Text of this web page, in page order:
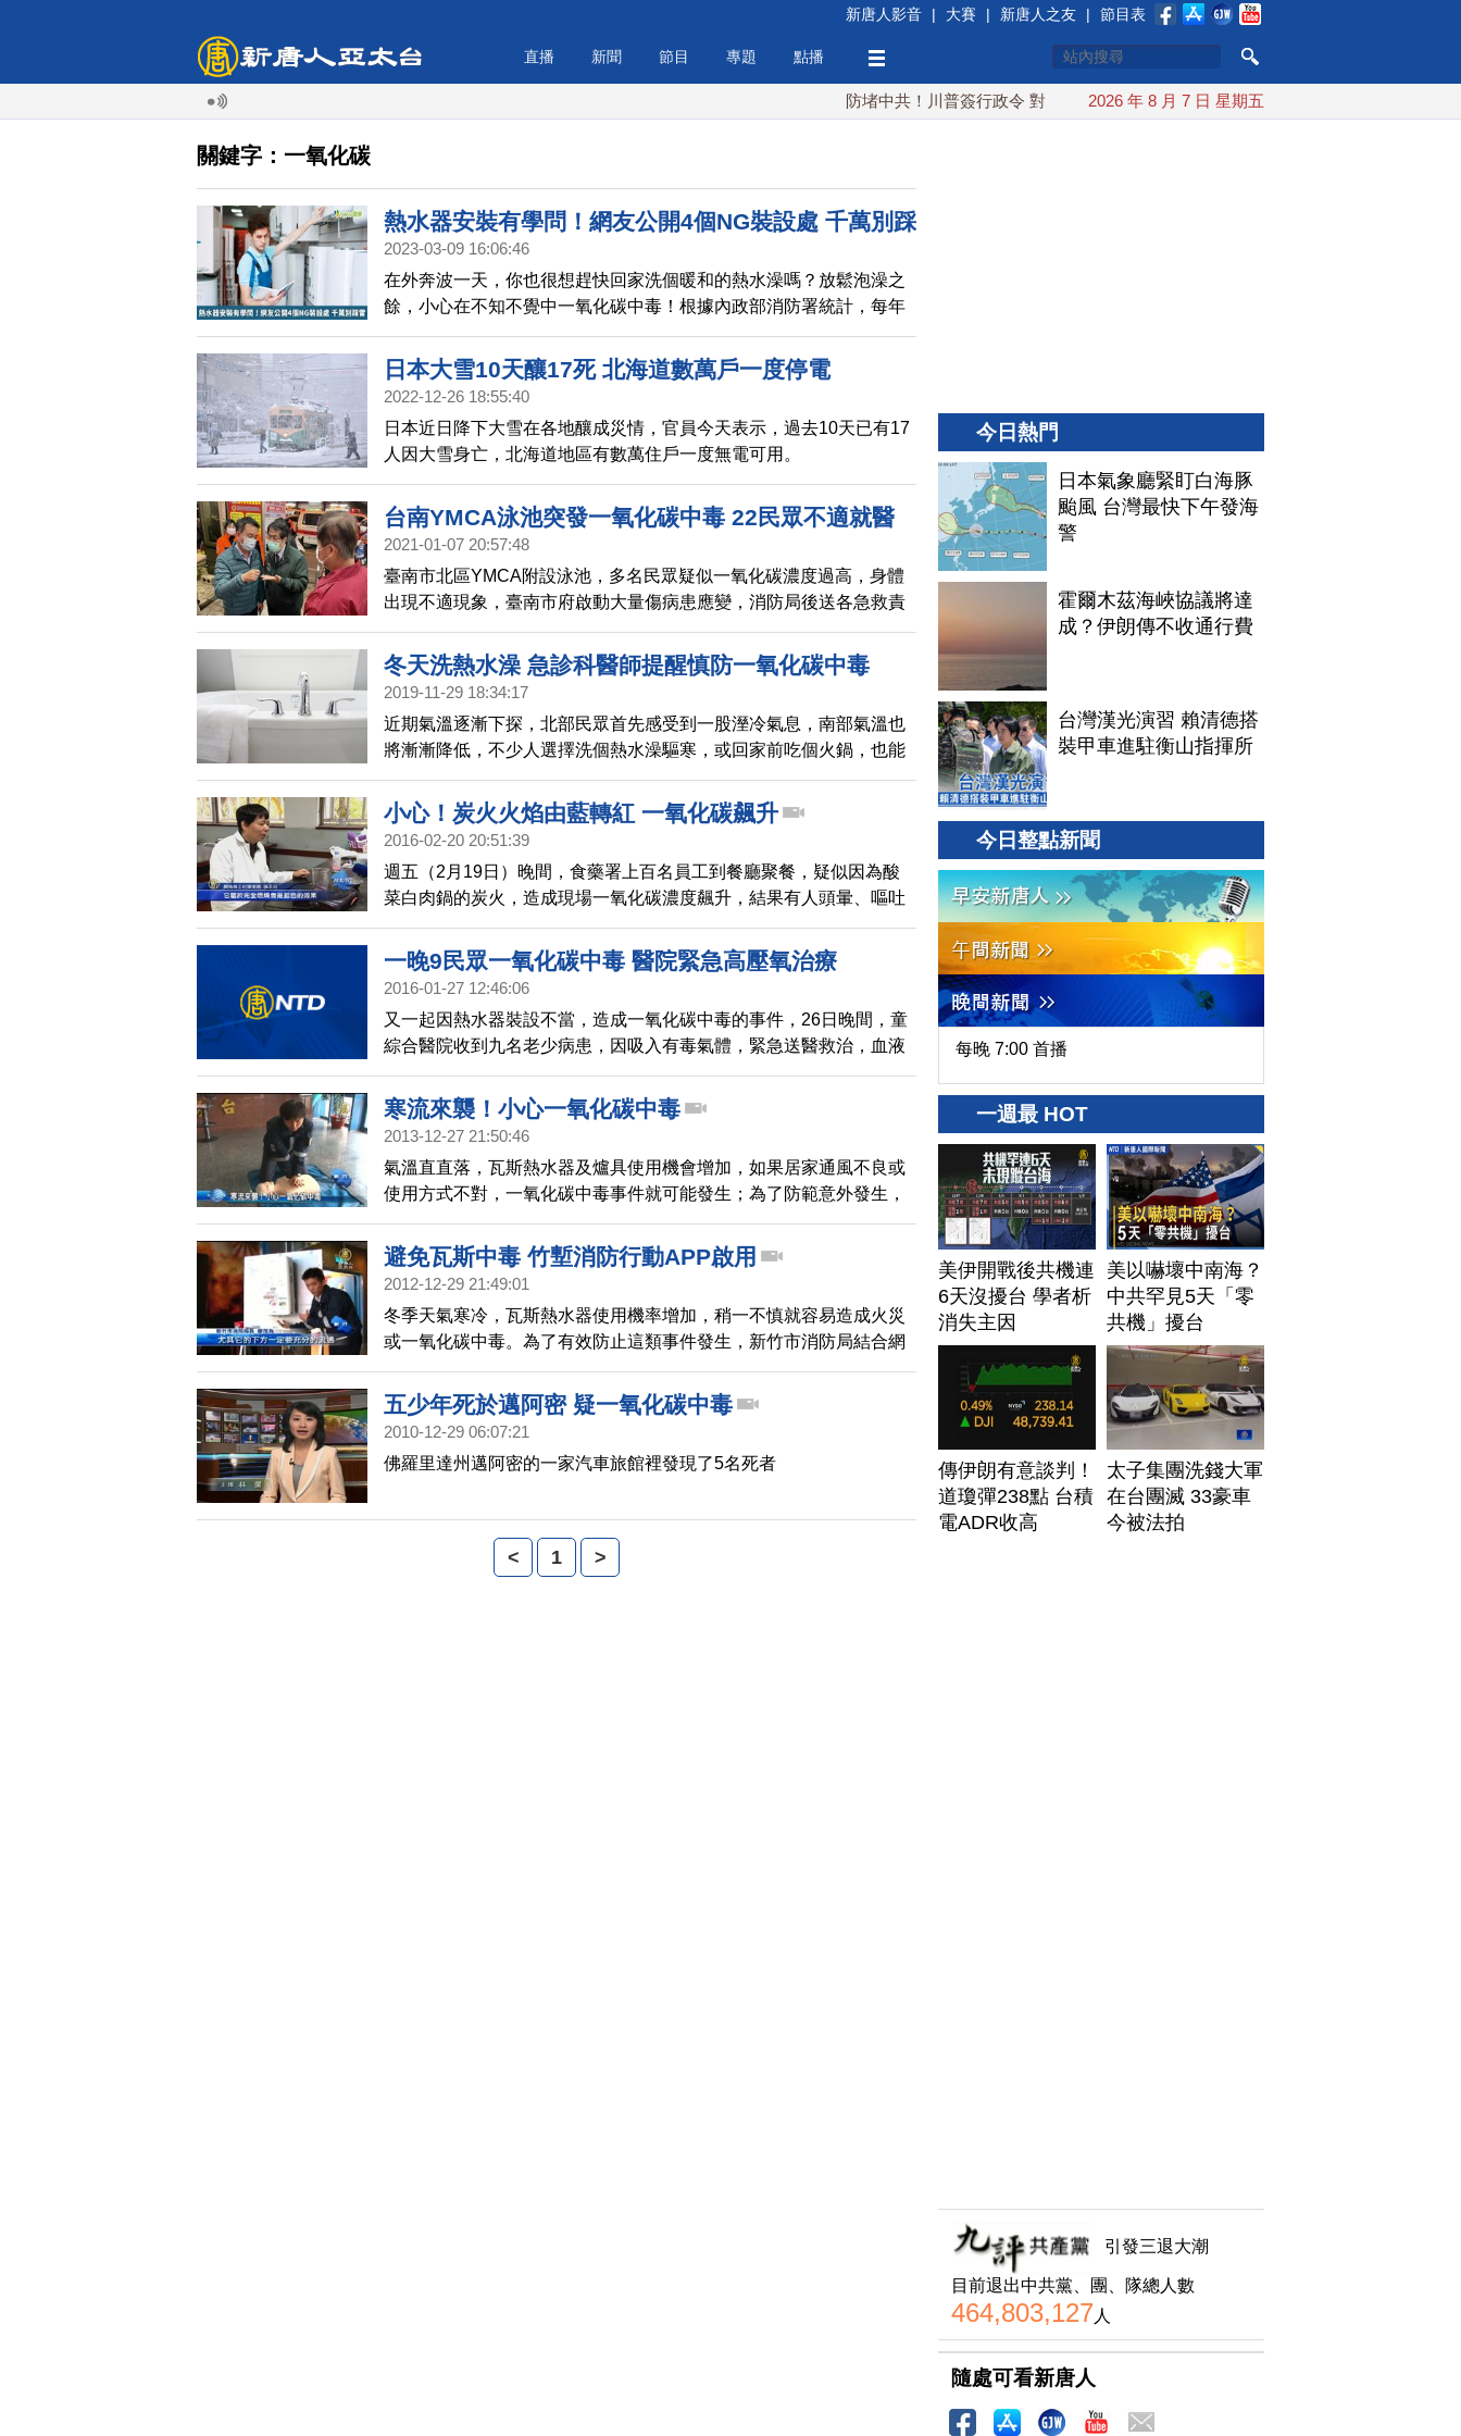
新唐人影音 | 大賽 | 新唐人之友 | 節目表
直播 新聞 節目 專題 點播
防堵中共！川普簽行政令 對多晶矽課15%關稅 日本氣象廳緊盯白海豚颱風 台灣最
2026 年 8 月 7 日 星期五
關鍵字：一氧化碳
熱水器安裝有學問！網友公開4個NG裝設處 千萬別踩
雷
2023-03-09 16:06:46
在外奔波一天，你也很想趕快回家洗個暖和的熱水澡嗎？放鬆泡澡之
餘，小心在不知不覺中一氧化碳中毒！根據內政部消防署統計，每年
12月至2月是居家瓦斯熱水器ㄧ氧化碳中毒案件的高峰期，無色無味
的一氧化碳若吸入過多，會使人頭暈目眩、四肢無力，甚至昏迷死
亡，因此家中熱水器的安裝地點尤為關鍵。《Social Lab社群實驗
地點」相關話題的網路聲量，帶您了解網友熱議的四大熱水器NG裝設
地點。
日本大雪10天釀17死 北海道數萬戶一度停電
2022-12-26 18:55:40
日本近日降下大雪在各地釀成災情，官員今天表示，過去10天已有17
人因大雪身亡，北海道地區有數萬住戶一度無電可用。
台南YMCA泳池突發一氧化碳中毒 22民眾不適就醫
2021-01-07 20:57:48
臺南市北區YMCA附設泳池，多名民眾疑似一氧化碳濃度過高，身體
出現不適現象，臺南市府啟動大量傷病患應變，消防局後送各急救責
任醫院，後續持續處置追蹤。
冬天洗熱水澡 急診科醫師提醒慎防一氧化碳中毒
2019-11-29 18:34:17
近期氣溫逐漸下探，北部民眾首先感受到一股溼冷氣息，南部氣溫也
將漸漸降低，不少人選擇洗個熱水澡驅寒，或回家前吃個火鍋，也能
暖和身體，但急診科醫師提醒，到了冬天因一氧化碳中毒緊急就醫事
件會明顯增加，不但致命機率高，也有類似失智症狀風險，如果在高
風險環境突然感到暈眩，必須立刻離開且就醫。
小心！炭火火焰由藍轉紅 一氧化碳飆升
2016-02-20 20:51:39
週五（2月19日）晚間，食藥署上百名員工到餐廳聚餐，疑似因為酸
菜白肉鍋的炭火，造成現場一氧化碳濃度飆升，結果有人頭暈、嘔吐
送醫。理化老師解釋，這是炭火燃燒不完全，導致產生大量一氧化
碳，除了要保持室內空氣流通之外，當火焰從藍色轉為紅色時，就要
特別小心了！
一晚9民眾一氧化碳中毒 醫院緊急高壓氧治療
2016-01-27 12:46:06
又一起因熱水器裝設不當，造成一氧化碳中毒的事件，26日晚間，童
綜合醫院收到九名老少病患，因吸入有毒氣體，緊急送醫救治，血液
中一氧化碳濃度超標，醫院立即安排高壓氧治療。目前這九名病人生
命跡象穩定、意識清醒，已住院治療中。
寒流來襲！小心一氧化碳中毒
2013-12-27 21:50:46
氣溫直直落，瓦斯熱水器及爐具使用機會增加，如果居家通風不良或
使用方式不對，一氧化碳中毒事件就可能發生；為了防範意外發生，
新竹市消防局舉辦宣導活動，也教導民眾急救方法。
避免瓦斯中毒 竹塹消防行動APP啟用
2012-12-29 21:49:01
冬季天氣寒冷，瓦斯熱水器使用機率增加，稍一不慎就容易造成火災
或一氧化碳中毒。為了有效防止這類事件發生，新竹市消防局結合網
路科技，建置了竹塹i消防 行動APP服務系統，讓民眾可以透過智慧型
手機緊急通報災情。
五少年死於邁阿密 疑一氧化碳中毒
2010-12-29 06:07:21
佛羅里達州邁阿密的一家汽車旅館裡發現了5名死者
< 1 >
今日熱門
日本氣象廳緊盯白海豚
颱風 台灣最快下午發海
警
霍爾木茲海峽協議將達
成？伊朗傳不收通行費
台灣漢光演習 賴清德搭
裝甲車進駐衡山指揮所
今日整點新聞
每晚 7:00 首播
一週最 HOT
美伊開戰後共機連
6天沒擾台 學者析
消失主因
美以嚇壞中南海？
中共罕見5天「零
共機」擾台
傳伊朗有意談判！
道瓊彈238點 台積
電ADR收高
太子集團洗錢大軍
在台團滅 33豪車
今被法拍
引發三退大潮
目前退出中共黨、團、隊總人數
464,803,127人
隨處可看新唐人